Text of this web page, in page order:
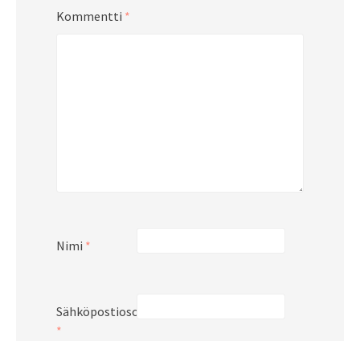
Kommentti *
Nimi *
Sähköpostiosoite
*